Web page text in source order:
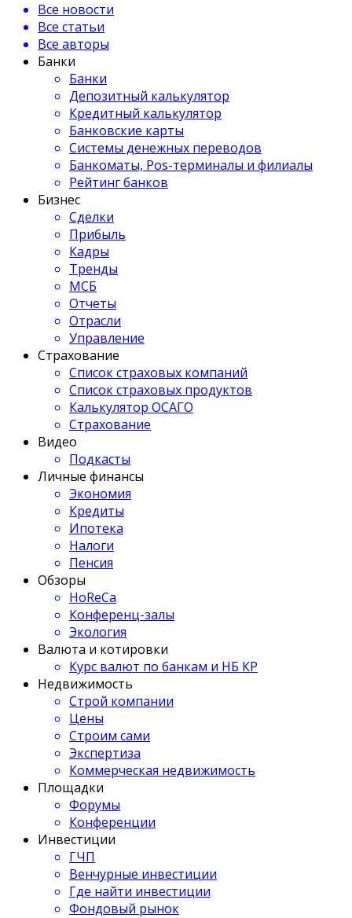
Все новости
Все статьи
Все авторы
Банки
Банки
Депозитный калькулятор
Кредитный калькулятор
Банковские карты
Системы денежных переводов
Банкоматы, Pos-терминалы и филиалы
Рейтинг банков
Бизнес
Сделки
Прибыль
Кадры
Тренды
МСБ
Отчеты
Отрасли
Управление
Страхование
Список страховых компаний
Список страховых продуктов
Калькулятор ОСАГО
Страхование
Видео
Подкасты
Личные финансы
Экономия
Кредиты
Ипотека
Налоги
Пенсия
Обзоры
HoReCa
Конференц-залы
Экология
Валюта и котировки
Курс валют по банкам и НБ КР
Недвижимость
Строй компании
Цены
Строим сами
Экспертиза
Коммерческая недвижимость
Площадки
Форумы
Конференции
Инвестиции
ГЧП
Венчурные инвестиции
Где найти инвестиции
Фондовый рынок